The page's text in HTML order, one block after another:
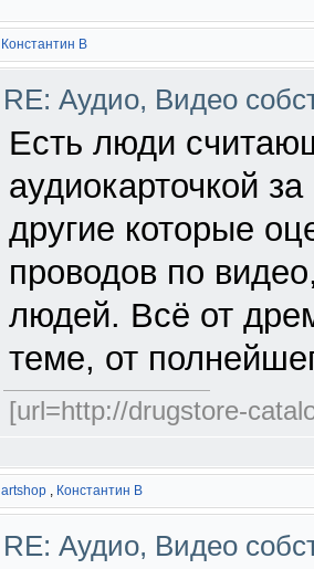
Константин В
RE: Аудио, Видео
Есть люди
аудиокарточкой
другие которые
проводов по
людей. Всё от
теме, от
[url=http://drugstore-
artshop , Константин В
RE: Аудио, Видео